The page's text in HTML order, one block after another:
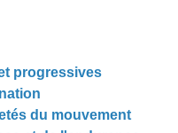
progressives
du mouvement